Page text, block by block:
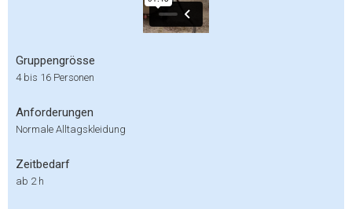
Gruppengrösse
4 bis 16 Personen
Anforderungen
Normale Alltagskleidung
Zeitbedarf
ab 2 h